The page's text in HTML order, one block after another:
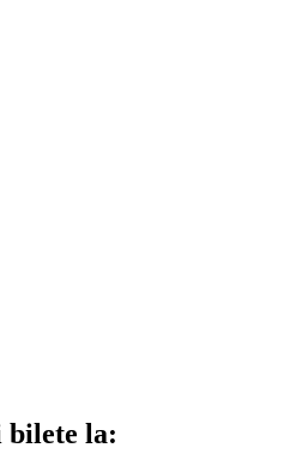
bilete la: